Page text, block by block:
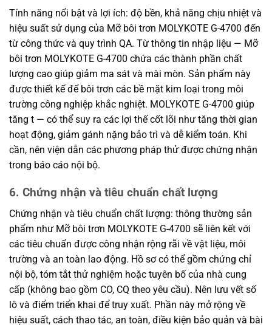
Tính năng nổi bật và lợi ích: độ bền, khả năng chịu nhiệt và
hiệu suất sử dụng của Mỡ bôi trơn MOLYKOTE G-4700 đến
từ công thức và quy trình QA. Từ thông tin nhập liệu — Mỡ
bôi trơn MOLYKOTE G-4700 chứa các thành phần chất
lượng cao giúp giảm ma sát và mài mòn. Sản phẩm này
được thiết kế để bôi trơn các bề mặt kim loại trong môi
trường công nghiệp khắc nghiệt. MOLYKOTE G-4700 giúp
tăng t — có thể suy ra các lợi thế cốt lõi như tăng thời gian
hoạt động, giảm gánh nặng bảo trì và dễ kiểm toán. Khi
cần, nên viện dẫn các phương pháp thử được chứng nhận
trong báo cáo nội bộ.
6. Chứng nhận và tiêu chuẩn chất lượng
Chứng nhận và tiêu chuẩn chất lượng: thông thường sản
phẩm như Mỡ bôi trơn MOLYKOTE G-4700 sẽ liên kết với
các tiêu chuẩn được công nhận rộng rãi về vật liệu, môi
trường và an toàn lao động. Hồ sơ có thể gồm chứng chỉ
nội bộ, tóm tắt thử nghiệm hoặc tuyên bố của nhà cung
cấp (không bao gồm CO, CQ theo yêu cầu). Nên lưu vết số
lô và điểm triển khai để truy xuất. Phần này mở rộng về
hiệu suất, cách thao tác, an toàn, điều kiện bảo quản và bài